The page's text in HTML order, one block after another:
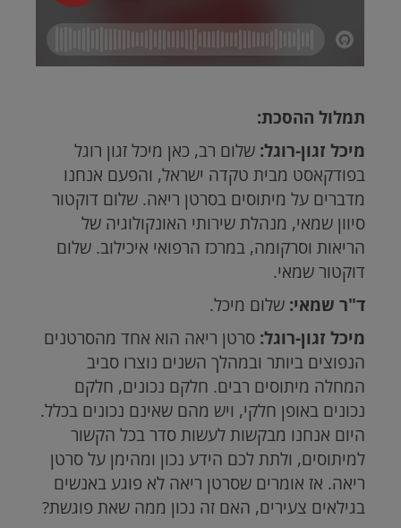
תמלול ההסכת:
מיכל זגון-רוגל: שלום רב, כאן מיכל זגון רוגל
בפודקאסט מבית טקדה ישראל, והפעם אנחנו
מדברים על מיתוסים בסרטן ריאה. שלום דוקטור
סיוון שמאי, מנהלת שירותי האונקולוגיה של
הריאות וסרקומה, במרכז הרפואי איכילוב. שלום
דוקטור שמאי.
ד"ר שמאי: שלום מיכל.
מיכל זגון-רוגל:סרטן ריאה הוא אחד מהסרטנים
הנפוצים ביותר ובמהלך השנים נוצרו סביב
המחלה מיתוסים רבים. חלקם נכונים, חלקם
נכונים באופן חלקי, ויש מהם שאינם נכונים בכלל.
היום אנחנו מבקשות לעשות סדר בכל הקשור
למיתוסים, ולתת לכם הידע נכון ומהימן על סרטן
ריאה. אז אומרים שסרטן ריאה לא פוגע באנשים
בגילאים צעירים, האם זה נכון ממה שאת פוגשת?